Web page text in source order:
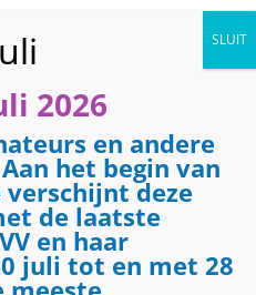
2026
en andere
het begin van
deze
de laatste
en haar
juli tot en met 28